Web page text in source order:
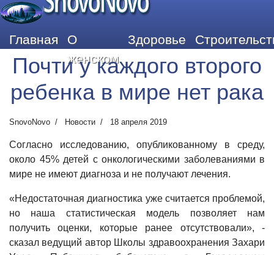
Главная
О
женском
Здоровье
Почти у каждого второго
ребенка в мире нет рака
SnovoNovo Новости 18 апреля 2019
Согласно исследованию, опубликованному в среду,
около 45% детей с онкологическими заболеваниями в
мире не имеют диагноза и не получают лечения.
«Недостаточная диагностика уже считается проблемой,
но наша статистическая модель позволяет нам
получить оценки, которые ранее отсутствовали», -
сказал ведущий автор Школы здравоохранения Захари